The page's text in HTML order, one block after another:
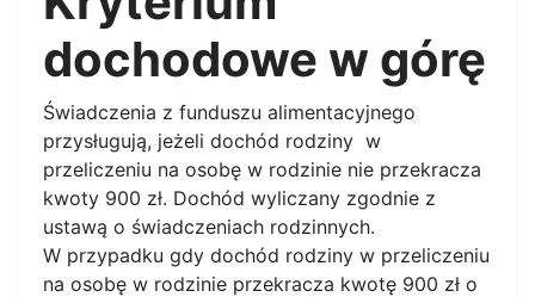
dochodowe w górę
Świadczenia z funduszu alimentacyjnego
przysługują, jeżeli dochód rodziny w
przeliczeniu na osobę w rodzinie nie przekracza
kwoty 900 zł. Dochód wyliczany zgodnie z
ustawą o świadczeniach rodzinnych.
W przypadku gdy dochód rodziny w przeliczeniu
na osobę w rodzinie przekracza kwotę 900 zł o